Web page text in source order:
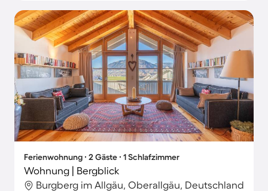
Ferienwohnung ∙ 2 Gäste ∙ 1 Schlafzimmer
Wohnung | Bergblick
Burgberg im Allgäu, Oberallgäu, Deutschland